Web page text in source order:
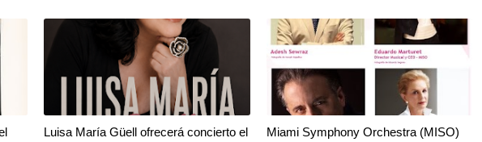
Luisa María Güell ofrecerá concierto el
Miami Symphony Orchestra (MISO)